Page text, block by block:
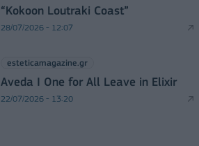
“Kokoon Loutraki Coast”
28/07/2026 - 12:07
esteticamagazine.gr
Aveda I One for All Leave in Elixir
22/07/2026 - 13:20